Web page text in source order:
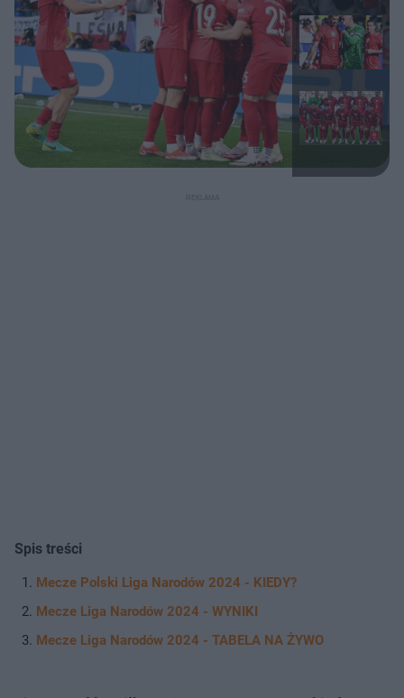
Spis treści
Mecze Polski Liga Narodów 2024 - KIEDY?
Mecze Liga Narodów 2024 - WYNIKI
Mecze Liga Narodów 2024 - TABELA NA ŻYWO